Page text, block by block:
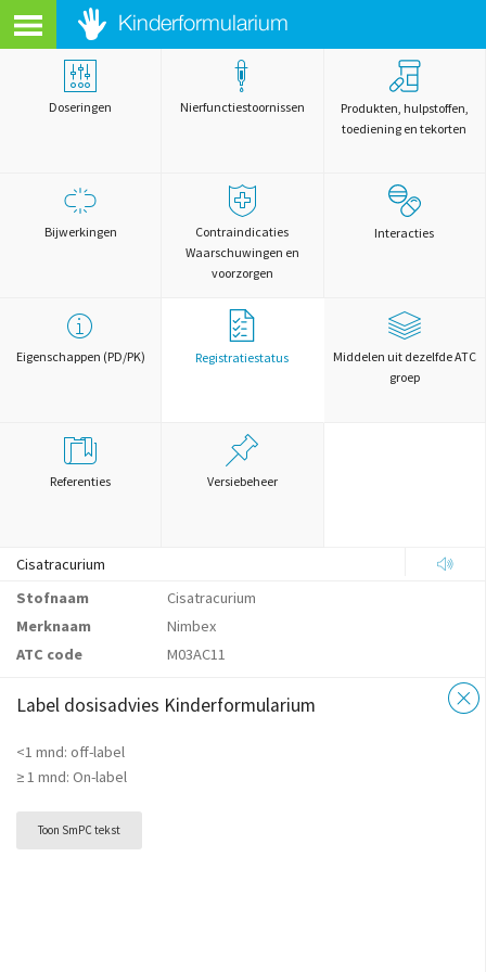
Doseringen Nierfunctiestoornissen
Produkten, hulpstoffen,
toediening en tekorten
Bijwerkingen
Contraindicaties
Waarschuwingen en
voorzorgen
Interacties
Eigenschappen (PD/PK) Registratiestatus
Middelen uit dezelfde ATC
groep
Referenties Versiebeheer
Cisatracurium
Stofnaam
Cisatracurium
Merknaam
Nimbex
ATC code
M03AC11
Label dosisadvies Kinderformularium
<1 mnd: off-label
≥ 1 mnd: On-label
Toon SmPC tekst